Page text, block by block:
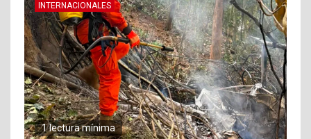
INTERNACIONALES
1 lectura mínima